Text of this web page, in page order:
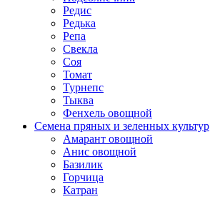
Редис
Редька
Репа
Свекла
Соя
Томат
Турнепс
Тыква
Фенхель овощной
Семена пряных и зеленных культур
Амарант овощной
Анис овощной
Базилик
Горчица
Катран